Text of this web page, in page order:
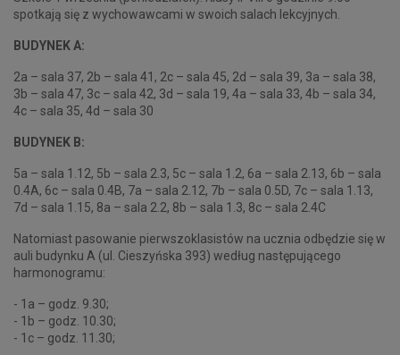
spotkają się z wychowawcami w swoich salach lekcyjnych.
BUDYNEK A:
2a – sala 37, 2b – sala 41, 2c – sala 45, 2d – sala 39, 3a – sala 38,
3b – sala 47, 3c – sala 42, 3d – sala 19, 4a – sala 33, 4b – sala 34,
4c – sala 35, 4d – sala 30
BUDYNEK B:
5a – sala 1.12, 5b – sala 2.3, 5c – sala 1.2, 6a – sala 2.13, 6b – sala
0.4A, 6c – sala 0.4B, 7a – sala 2.12, 7b – sala 0.5D, 7c – sala 1.13,
7d – sala 1.15, 8a – sala 2.2, 8b – sala 1.3, 8c – sala 2.4C
Natomiast pasowanie pierwszoklasistów na ucznia odbędzie się w
auli budynku A (ul. Cieszyńska 393) według następującego
harmonogramu:
- 1a – godz. 9.30;
- 1b – godz. 10.30;
- 1c – godz. 11.30;